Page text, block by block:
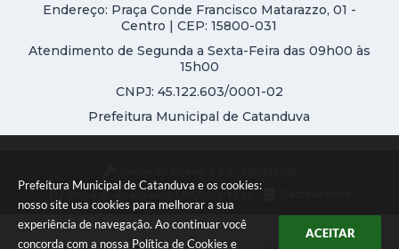
Prefeitura Municipal de Catanduva e os cookies:
nosso site usa cookies para melhorar a sua
experiência de navegação. Ao continuar você
concorda com a nossa Política de Cookies e
ACEITAR
Endereço: Praça Conde Francisco Matarazzo, 01 -
Centro | CEP: 15800-031
Atendimento de Segunda a Sexta-Feira das 09h00 às
15h00
CNPJ: 45.122.603/0001-02
Prefeitura Municipal de Catanduva
Portal atualizado em: